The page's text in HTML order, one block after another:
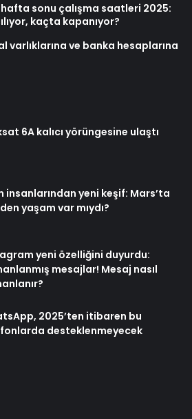
sonu çalışma saatleri 2025:
kaçta kapanıyor?
varlıklarına ve banka hesaplarına
6A kalıcı yörüngesine ulaştı
insanlarından yeni keşif: Mars’ta
yaşam var mıydı?
yeni özelliğini duyurdu:
mesajlar! Mesaj nasıl
2025’ten itibaren bu
desteklenmeyecek